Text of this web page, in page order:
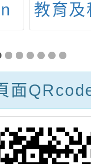
教育
辦理
份教
面